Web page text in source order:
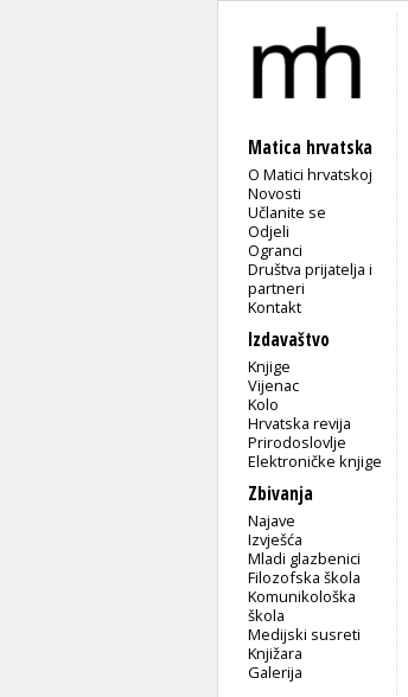
Matica hrvatska
O Matici hrvatskoj
Novosti
Učlanite se
Odjeli
Ogranci
Društva prijatelja i
partneri
Kontakt
Izdavaštvo
Knjige
Vijenac
Kolo
Hrvatska revija
Prirodoslovlje
Elektroničke knjige
Zbivanja
Najave
Izvješća
Mladi glazbenici
Filozofska škola
Komunikološka
škola
Medijski susreti
Knjižara
Galerija